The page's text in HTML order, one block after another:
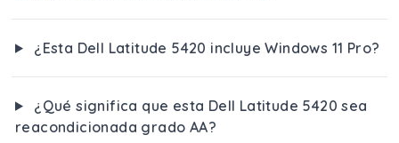
¿Esta Dell Latitude 5420 incluye Windows 11 Pro?
¿Qué significa que esta Dell Latitude 5420 sea
reacondicionada grado AA?